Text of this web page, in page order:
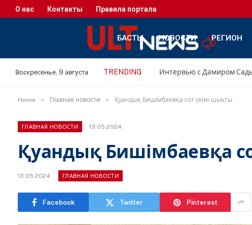
О нас Контакты Правила портала
БАСТЫ НОВОСТИ РЕГИОН
Воскресенье, 9 августа TRENDING
Home » Главная новости » Қуандық Бишімбаевқа сот үкімі шықты
ГЛАВНАЯ НОВОСТИ 13.05.2024
Қуандық Бишімбаевқа
13.05.2024 ГЛАВНАЯ НОВОСТИ
Facebook Twitter Pinterest